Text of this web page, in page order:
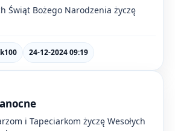
Świąt Bożego Narodzenia życzę
24-12-2024 09:19
i Tapeciarkom życzę Wesołych